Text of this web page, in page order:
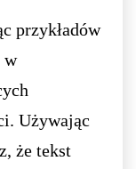
przykładów
w
Używając
że tekst